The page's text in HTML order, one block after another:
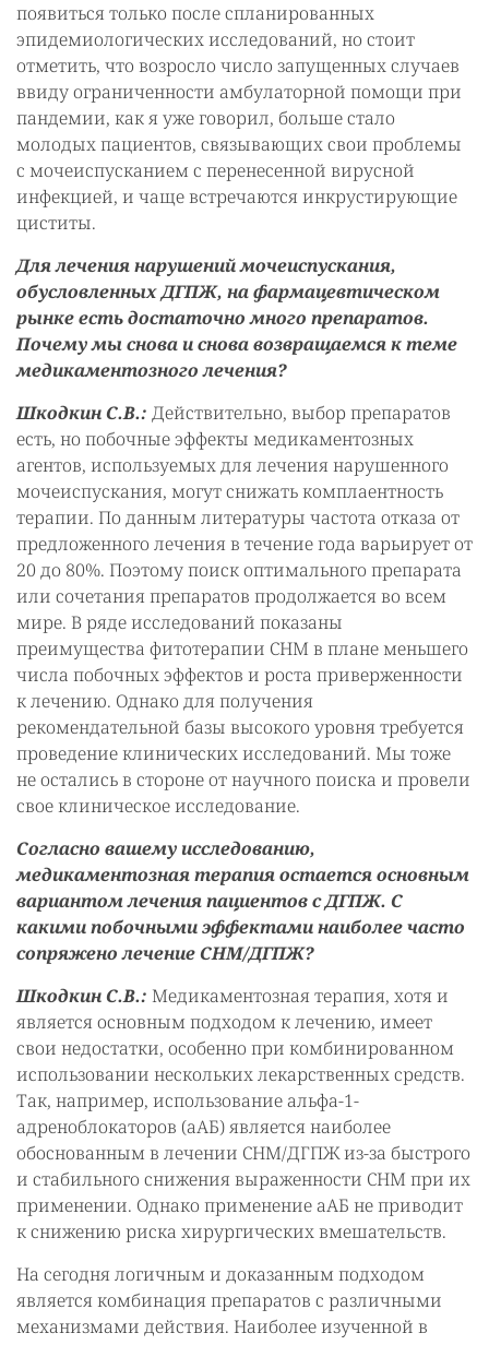
появиться только после спланированных
эпидемиологических исследований, но стоит
отметить, что возросло число запущенных случаев
ввиду ограниченности амбулаторной помощи при
пандемии, как я уже говорил, больше стало
молодых пациентов, связывающих свои проблемы
с мочеиспусканием с перенесенной вирусной
инфекцией, и чаще встречаются инкрустирующие
циститы.
Для лечения нарушений мочеиспускания,
обусловленных ДГПЖ, на фармацевтическом
рынке есть достаточно много препаратов.
Почему мы снова и снова возвращаемся к теме
медикаментозного лечения?
Шкодкин С.В.: Действительно, выбор препаратов
есть, но побочные эффекты медикаментозных
агентов, используемых для лечения нарушенного
мочеиспускания, могут снижать комплаентность
терапии. По данным литературы частота отказа от
предложенного лечения в течение года варьирует от
20 до 80%. Поэтому поиск оптимального препарата
или сочетания препаратов продолжается во всем
мире. В ряде исследований показаны
преимущества фитотерапии СНМ в плане меньшего
числа побочных эффектов и роста приверженности
к лечению. Однако для получения
рекомендательной базы высокого уровня требуется
проведение клинических исследований. Мы тоже
не остались в стороне от научного поиска и провели
свое клиническое исследование.
Согласно вашему исследованию,
медикаментозная терапия остается основным
вариантом лечения пациентов с ДГПЖ. С
какими побочными эффектами наиболее часто
сопряжено лечение СНМ/ДГПЖ?
Шкодкин С.В.: Медикаментозная терапия, хотя и
является основным подходом к лечению, имеет
свои недостатки, особенно при комбинированном
использовании нескольких лекарственных средств.
Так, например, использование альфа-1-
адреноблокаторов (аАБ) является наиболее
обоснованным в лечении СНМ/ДГПЖ из-за быстрого
и стабильного снижения выраженности СНМ при их
применении. Однако применение аАБ не приводит
к снижению риска хирургических вмешательств.
На сегодня логичным и доказанным подходом
является комбинация препаратов с различными
механизмами действия. Наиболее изученной в